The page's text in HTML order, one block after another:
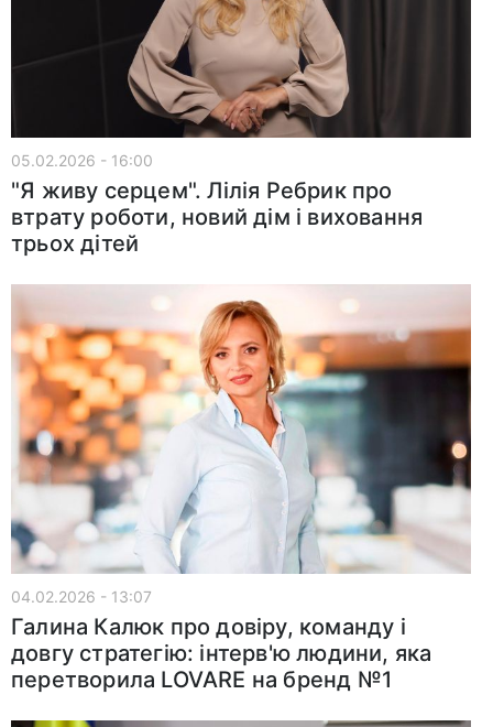
05.02.2026 - 16:00
"Я живу серцем". Лілія Ребрик про
втрату роботи, новий дім і виховання
трьох дітей
04.02.2026 - 13:07
Галина Калюк про довіру, команду і
довгу стратегію: інтерв'ю людини, яка
перетворила LOVARE на бренд №1